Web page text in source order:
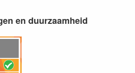
en duurzaamheid